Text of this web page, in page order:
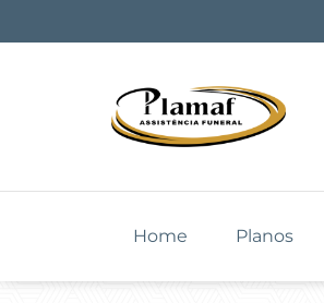
Home Planos